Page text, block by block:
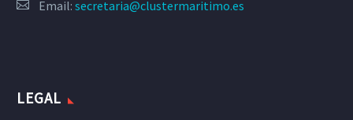
Email: secretaria@clustermaritimo.es
LEGAL